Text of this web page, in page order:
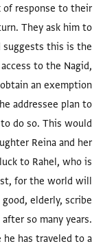
of response to their
They ask him to
suggests this is the
to the Nagid,
obtain an exemption
addressee plan to
do so. This would
Reina and her
to Rahel, who is
for the world will
elderly, scribe
so many years.
he has traveled to a